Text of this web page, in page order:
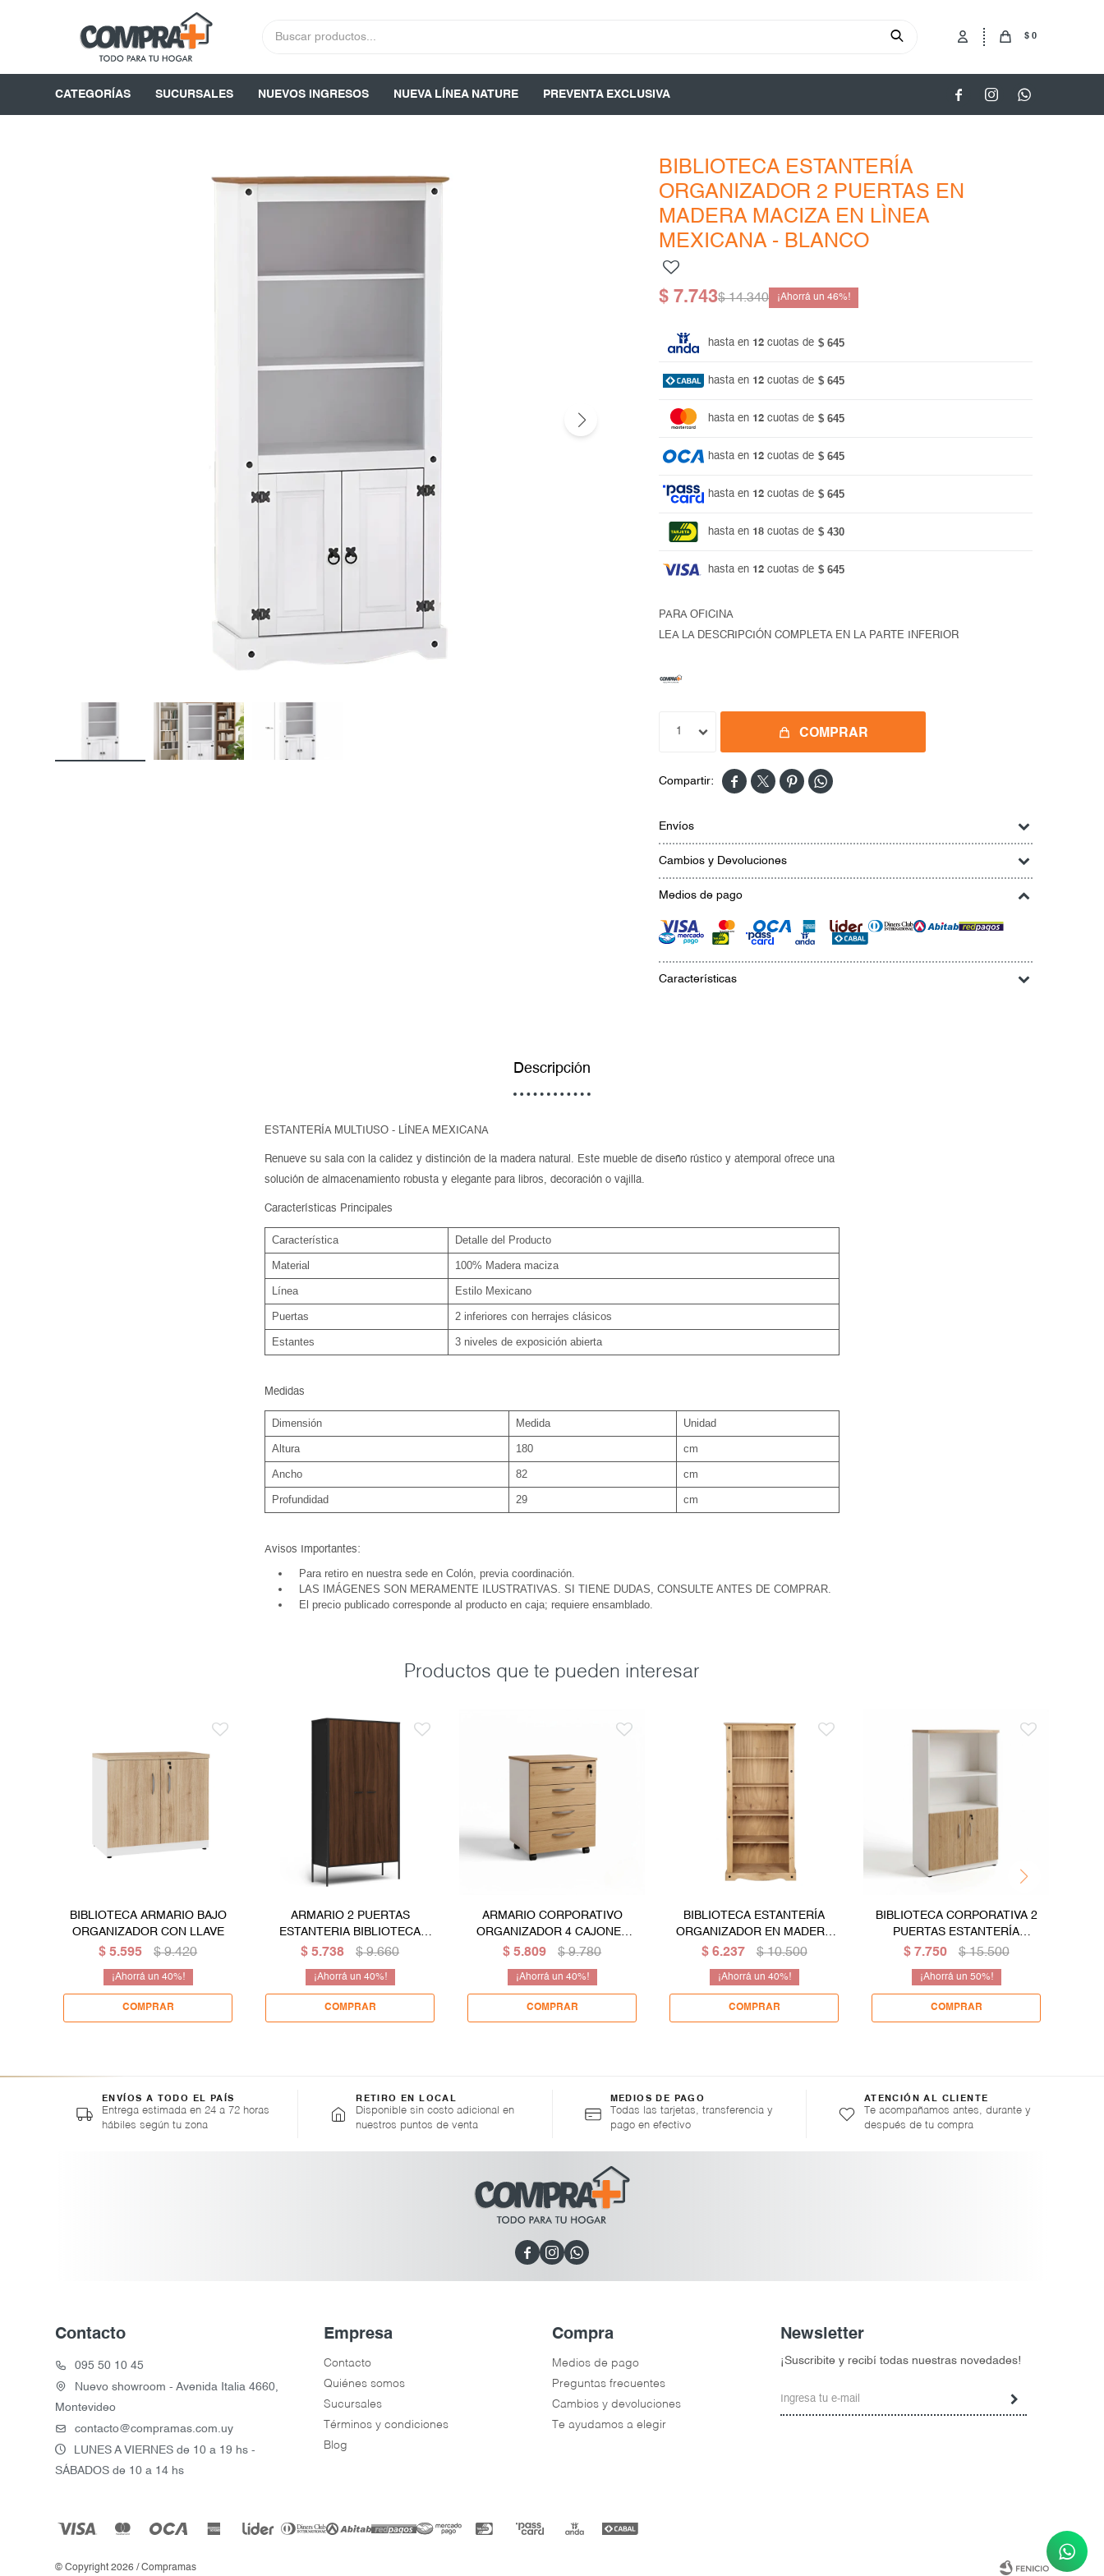
CATEGORÍAS SUCURSALES NUEVOS INGRESOS NUEVA LÍNEA NATURE PREVENTA EXCLUSIVA
$ 0
  
BIBLIOTECA ESTANTERÍA
ORGANIZADOR 2 PUERTAS EN
MADERA MACIZA EN LÌNEA
MEXICANA - BLANCO
$ 7.743$ 14.340 46
hasta en 12 cuotas de $ 645
hasta en 12 cuotas de $ 645
hasta en 12 cuotas de $ 645
hasta en 12 cuotas de $ 645
hasta en 12 cuotas de $ 645
hasta en 18 cuotas de $ 430
hasta en 12 cuotas de $ 645
PARA OFICINA
LEA LA DESCRIPCIÓN COMPLETA EN LA PARTE INFERIOR
1 COMPRAR
   
Envíos
Cambios y Devoluciones
Medios de pago
Características
Descripción
ESTANTERÍA MULTIUSO - LÍNEA MEXICANA
Renueve su sala con la calidez y distinción de la madera natural. Este mueble de diseño rústico y atemporal ofrece una
solución de almacenamiento robusta y elegante para libros, decoración o vajilla.
Características Principales
Característica Detalle del Producto
Material 100% Madera maciza
Línea Estilo Mexicano
Puertas 2 inferiores con herrajes clásicos
Estantes 3 niveles de exposición abierta
Medidas
Dimensión Medida Unidad
Altura 180 cm
Ancho 82 cm
Profundidad 29 cm
Avisos Importantes:
Para retiro en nuestra sede en Colón, previa coordinación.
LAS IMÁGENES SON MERAMENTE ILUSTRATIVAS. SI TIENE DUDAS, CONSULTE ANTES DE COMPRAR.
El precio publicado corresponde al producto en caja; requiere ensamblado.
Productos que te pueden interesar
BIBLIOTECA ARMARIO BAJO
ORGANIZADOR CON LLAVE
$ 5.595 $ 9.420
40
ARMARIO 2 PUERTAS
ESTANTERIA BIBLIOTECA
ORGANIZADOR MULTIUSO
$ 5.738 $ 9.660
40
ARMARIO CORPORATIVO
ORGANIZADOR 4 CAJONES
CON LLAVE
$ 5.809 $ 9.780
40
BIBLIOTECA ESTANTERÍA
ORGANIZADOR EN MADERA
MACIZA - LÌNEA MEXICANA
$ 6.237 $ 10.500
40
BIBLIOTECA CORPORATIVA 2
PUERTAS ESTANTERÍA
ORGANIZADOR CON LLAVE
$ 7.750 $ 15.500
50
ENVÍOS A TODO EL PAÍS
Entrega estimada en 24 a 72 horas
hábiles según tu zona
RETIRO EN LOCAL
Disponible sin costo adicional en
nuestros puntos de venta
MEDIOS DE PAGO
Todas las tarjetas, transferencia y
pago en efectivo
ATENCIÓN AL CLIENTE
Te acompañamos antes, durante y
después de tu compra
  
Contacto
095 50 10 45
Nuevo showroom - Avenida Italia 4660,
Montevideo
contacto@compramas.com.uy
LUNES A VIERNES de 10 a 19 hs -
SÁBADOS de 10 a 14 hs
Empresa
Contacto
Quiénes somos
Sucursales
Términos y condiciones
Blog
Compra
Medios de pago
Preguntas frecuentes
Cambios y devoluciones
Te ayudamos a elegir
Newsletter
¡Suscribite y recibí todas nuestras novedades!
© Copyright 2026 / Compramas